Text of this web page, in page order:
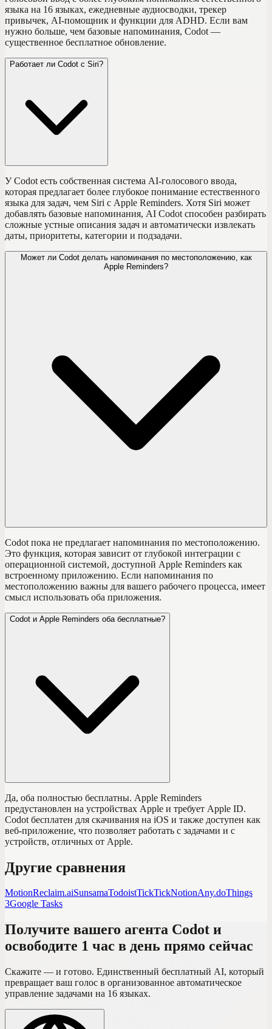
языка на 16 языках, ежедневные аудиосводки, трекер
привычек, AI-помощник и функции для ADHD. Если вам
нужно больше, чем базовые напоминания, Codot —
существенное бесплатное обновление.
Работает ли Codot с Siri?
У Codot есть собственная система AI-голосового ввода,
которая предлагает более глубокое понимание естественного
языка для задач, чем Siri с Apple Reminders. Хотя Siri может
добавлять базовые напоминания, AI Codot способен разбирать
сложные устные описания задач и автоматически извлекать
даты, приоритеты, категории и подзадачи.
Может ли Codot делать напоминания по местоположению, как
Apple Reminders?
Codot пока не предлагает напоминания по местоположению.
Это функция, которая зависит от глубокой интеграции с
операционной системой, доступной Apple Reminders как
встроенному приложению. Если напоминания по
местоположению важны для вашего рабочего процесса, имеет
смысл использовать оба приложения.
Codot и Apple Reminders оба бесплатные?
Да, оба полностью бесплатны. Apple Reminders
предустановлен на устройствах Apple и требует Apple ID.
Codot бесплатен для скачивания на iOS и также доступен как
веб-приложение, что позволяет работать с задачами и с
устройств, отличных от Apple.
Другие сравнения
MotionReclaim.aiSunsamaTodoistTickTickNotionAny.doThings
3Google Tasks
Получите вашего агента Codot и
освободите 1 час в день прямо сейчас
Скажите — и готово. Единственный бесплатный AI, который
превращает ваш голос в организованное автоматическое
управление задачами на 16 языках.